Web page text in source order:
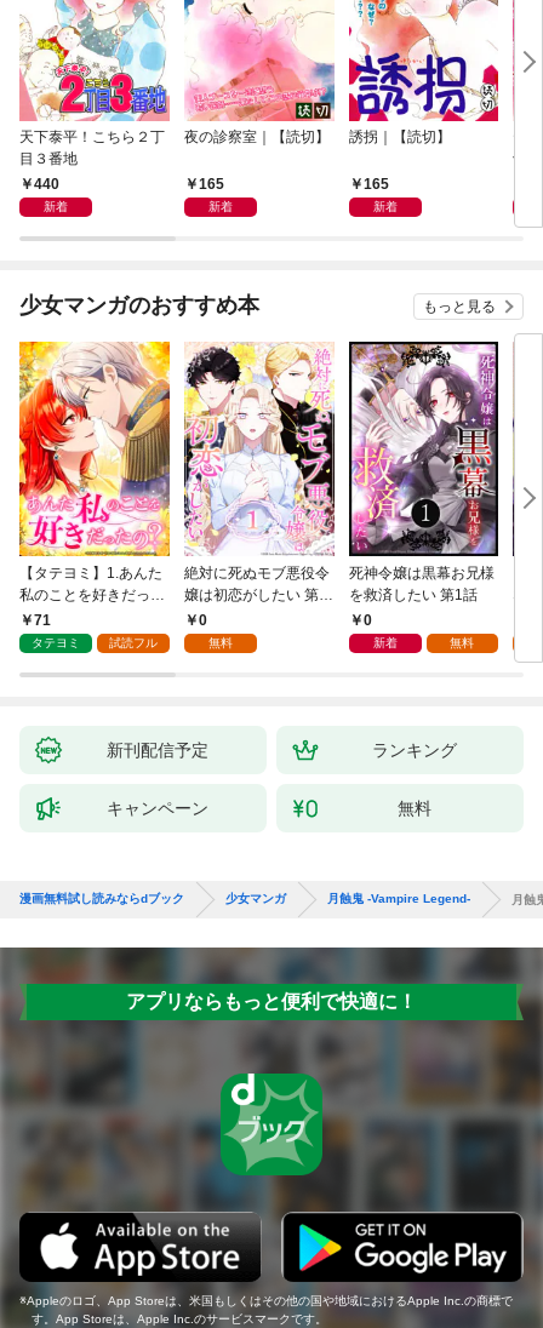
天下泰平！こちら２丁
目３番地
440
新着
夜の診察室｜【読切】
165
新着
誘拐｜【読切】
165
新着
切】
少女マンガのおすすめ本 もっと見る
【タテヨミ】1.あんた
私のことを好きだった
の？
71
タテヨミ 試読フル
絶対に死ぬモブ悪役令
嬢は初恋がしたい 第1
話0
無料
死神令嬢は黒幕お兄様
を救済したい 第1話
0
新着 無料
な
新刊配信予定 ランキング
キャンペーン 無料
漫画無料試し読みならdブック 少女マンガ 月蝕鬼 -Vampire Legend- 月蝕
アプリならもっと便利で快適に！
Appleのロゴ、App Storeは、米国もしくはその他の国や地域におけるApple Inc.の商標で
す。App Storeは、Apple Inc.のサービスマークです。